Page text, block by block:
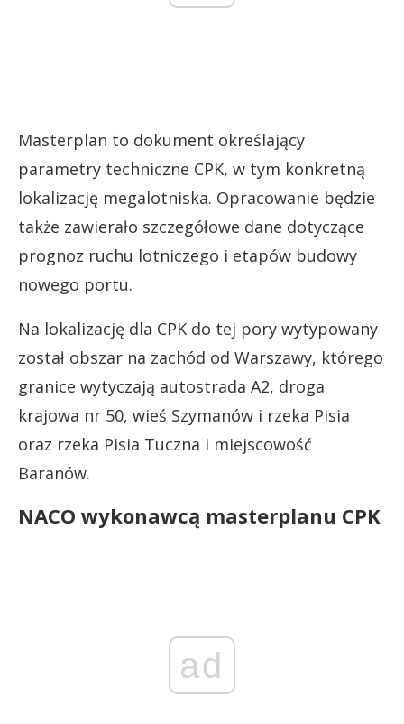
Masterplan to dokument określający
parametry techniczne CPK, w tym konkretną
lokalizację megalotniska. Opracowanie będzie
także zawierało szczegółowe dane dotyczące
prognoz ruchu lotniczego i etapów budowy
nowego portu.
Na lokalizację dla CPK do tej pory wytypowany
został obszar na zachód od Warszawy, którego
granice wytyczają autostrada A2, droga
krajowa nr 50, wieś Szymanów i rzeka Pisia
oraz rzeka Pisia Tuczna i miejscowość
Baranów.
NACO wykonawcą masterplanu CPK
ad